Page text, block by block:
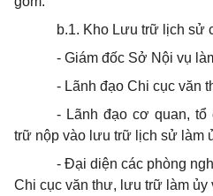
b.1. Kho Lưu trữ lịch sử
- Giám đốc Sở Nội vụ
- Lãnh đạo Chi cục văn
- Lãnh đạo cơ quan,
trữ nộp vào lưu trữ lịch sử làm
- Đại diện các phòng
Chi cục văn thư, lưu trữ làm ủy